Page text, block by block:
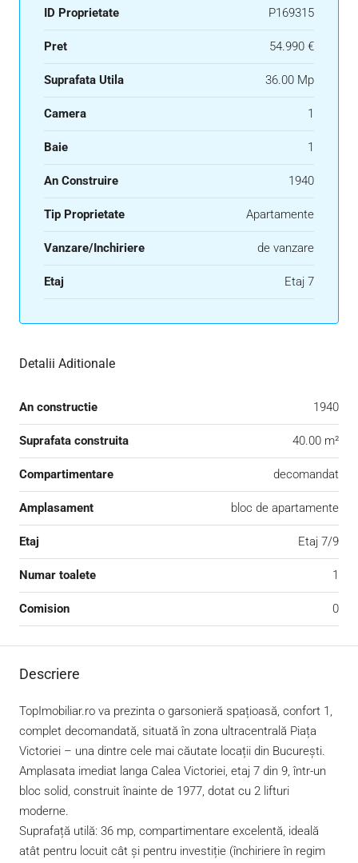
ID Proprietate P169315
Pret 54.990 €
Suprafata Utila 36.00 Mp
Camera 1
Baie 1
An Construire 1940
Tip Proprietate Apartamente
Vanzare/Inchiriere de vanzare
Etaj Etaj 7
Detalii Aditionale
An constructie 1940
Suprafata construita 40.00 m²
Compartimentare decomandat
Amplasament bloc de apartamente
Etaj Etaj 7/9
Numar toalete 1
Comision 0
Descriere
TopImobiliar.ro va prezinta o garsonieră spațioasă, confort 1,
complet decomandată, situată în zona ultracentrală Piața
Victoriei – una dintre cele mai căutate locații din București.
Amplasata imediat langa Calea Victoriei, etaj 7 din 9, într-un
bloc solid, construit înainte de 1977, dotat cu 2 lifturi
moderne.
Suprafață utilă: 36 mp, compartimentare excelentă, ideală
atât pentru locuit cât și pentru investiție (închiriere în regim